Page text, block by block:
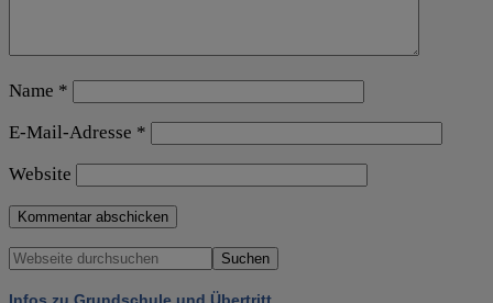
Name *
E-Mail-Adresse *
Website
Infos zu Grundschule und Übertritt